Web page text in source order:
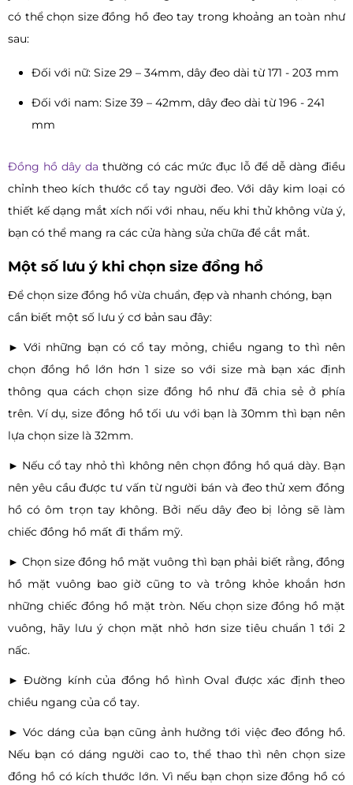
có thể chọn size đồng hồ đeo tay trong khoảng an toàn như
sau:
Đối với nữ: Size 29 – 34mm, dây đeo dài từ 171 - 203 mm
Đối với nam: Size 39 – 42mm, dây đeo dài từ 196 - 241
mm
Đồng hồ dây da thường có các mức đục lỗ để dễ dàng điều
chỉnh theo kích thước cổ tay người đeo. Với dây kim loại có
thiết kế dạng mắt xích nối với nhau, nếu khi thử không vừa ý,
bạn có thể mang ra các cửa hàng sửa chữa để cắt mắt.
Một số lưu ý khi chọn size đồng hồ
Để chọn size đồng hồ vừa chuẩn, đẹp và nhanh chóng, bạn
cần biết một số lưu ý cơ bản sau đây:
► Với những bạn có cổ tay mỏng, chiều ngang to thì nên
chọn đồng hồ lớn hơn 1 size so với size mà bạn xác định
thông qua cách chọn size đồng hồ như đã chia sẻ ở phía
trên. Ví dụ, size đồng hồ tối ưu với bạn là 30mm thì bạn nên
lựa chọn size là 32mm.
► Nếu cổ tay nhỏ thì không nên chọn đồng hồ quá dày. Bạn
nên yêu cầu được tư vấn từ người bán và đeo thử xem đồng
hồ có ôm trọn tay không. Bởi nếu dây đeo bị lỏng sẽ làm
chiếc đồng hồ mất đi thẩm mỹ.
► Chọn size đồng hồ mặt vuông thì bạn phải biết rằng, đồng
hồ mặt vuông bao giờ cũng to và trông khỏe khoắn hơn
những chiếc đồng hồ mặt tròn. Nếu chọn size đồng hồ mặt
vuông, hãy lưu ý chọn mặt nhỏ hơn size tiêu chuẩn 1 tới 2
nấc.
► Đường kính của đồng hồ hình Oval được xác định theo
chiều ngang của cổ tay.
► Vóc dáng của bạn cũng ảnh hưởng tới việc đeo đồng hồ.
Nếu bạn có dáng người cao to, thể thao thì nên chọn size
đồng hồ có kích thước lớn. Vì nếu bạn chọn size đồng hồ có